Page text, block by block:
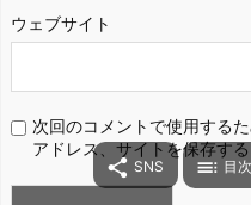
ウェブサイト
次回のコメントで使用する
アドレス、サイトを保存す
 SNS  目次